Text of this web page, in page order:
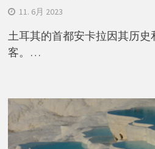
11. 6月 2023
土耳其的首都安卡拉因其历
客。…